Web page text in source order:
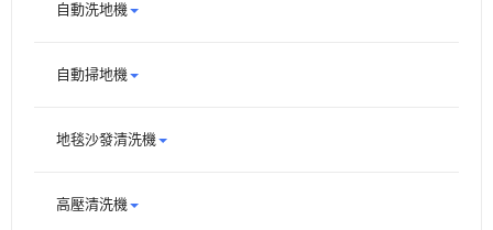
自動洗地機
自動掃地機
地毯沙發清洗機
高壓清洗機